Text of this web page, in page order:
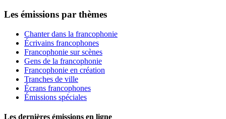
Les émissions par thèmes
Chanter dans la francophonie
Écrivains francophones
Francophonie sur scènes
Gens de la francophonie
Francophonie en création
Tranches de ville
Écrans francophones
Émissions spéciales
Les dernières émissions en ligne